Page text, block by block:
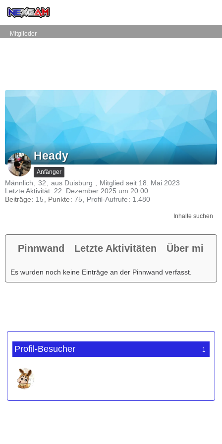
Mitglieder
Heady
Anfänger
Männlich 32 aus Duisburg
Mitglied seit 18. Mai 2023
Letzte Aktivität: 22. Dezember 2025 um 20:00
Beiträge
15 Punkte 75 Profil-Aufrufe 1.480
Inhalte suchen
Pinnwand Letzte Aktivitäten Über mich
Es wurden noch keine Einträge an der Pinnwand verfasst.
Profil-Besucher 1